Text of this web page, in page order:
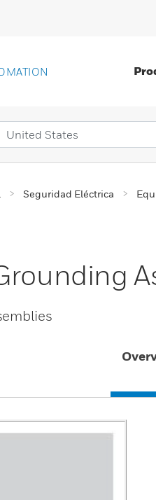
Seguridad Eléctrica